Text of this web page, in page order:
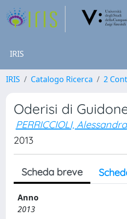
IRIS
IRIS Catalogo Ricerca 2
Oderisi di
PERRICCIOLI, Alessandra
2013
Scheda breve
Anno
2013